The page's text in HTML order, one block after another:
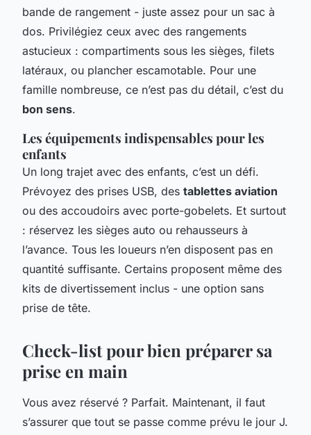
bande de rangement - juste assez pour un sac à
dos. Privilégiez ceux avec des rangements
astucieux : compartiments sous les sièges, filets
latéraux, ou plancher escamotable. Pour une
famille nombreuse, ce n’est pas du détail, c’est du
bon sens.
Les équipements indispensables pour les
enfants
Un long trajet avec des enfants, c’est un défi.
Prévoyez des prises USB, des tablettes aviation
ou des accoudoirs avec porte-gobelets. Et surtout
: réservez les sièges auto ou rehausseurs à
l’avance. Tous les loueurs n’en disposent pas en
quantité suffisante. Certains proposent même des
kits de divertissement inclus - une option sans
prise de tête.
Check-list pour bien préparer sa
prise en main
Vous avez réservé ? Parfait. Maintenant, il faut
s’assurer que tout se passe comme prévu le jour J.